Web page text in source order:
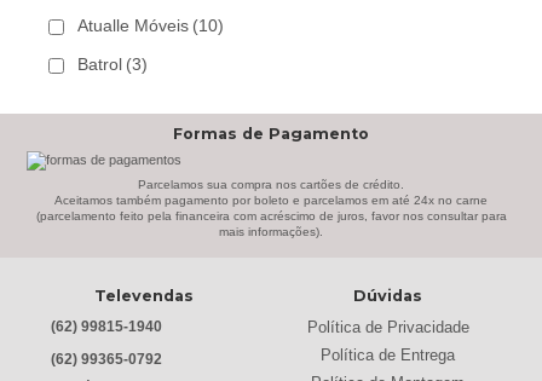
Atualle Móveis (10)
Batrol (3)
Bem Estar Clima (2)
Bem Estar Estofados (3)
Bertolini (2)
Best (9)
Formas de Pagamento
Parcelamos sua compra nos cartões de crédito.
Aceitamos também pagamento por boleto e parcelamos em até 24x no carne
(parcelamento feito pela financeira com acréscimo de juros, favor nos consultar para
mais informações).
Televendas
(62) 99815-1940
(62) 99365-0792
Dúvidas
Política de Privacidade
Política de Entrega